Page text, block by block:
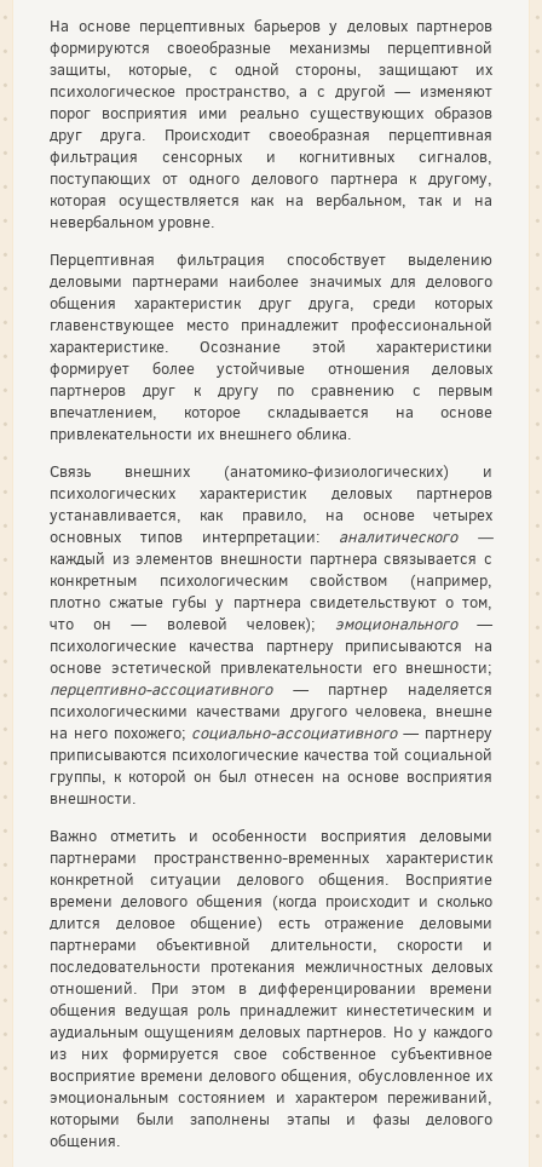
На основе перцептивных барьеров у деловых партнеров
формируются своеобразные механизмы перцептивной
защиты, которые, с одной стороны, защищают их
психологическое пространство, а с другой — изменяют
порог восприятия ими реально существующих образов
друг друга. Происходит своеобразная перцептивная
фильтрация сенсорных и когнитивных сигналов,
поступающих от одного делового партнера к другому,
которая осуществляется как на вербальном, так и на
невербальном уровне.
Перцептивная фильтрация способствует выделению
деловыми партнерами наиболее значимых для делового
общения характеристик друг друга, среди которых
главенствующее место принадлежит профессиональной
характеристике. Осознание этой характеристики
формирует более устойчивые отношения деловых
партнеров друг к другу по сравнению с первым
впечатлением, которое складывается на основе
привлекательности их внешнего облика.
Связь внешних (анатомико-физиологических) и
психологических характеристик деловых партнеров
устанавливается, как правило, на основе четырех
основных типов интерпретации: аналитического —
каждый из элементов внешности партнера связывается с
конкретным психологическим свойством (например,
плотно сжатые губы у партнера свидетельствуют о том,
что он — волевой человек); эмоционального—
психологические качества партнеру приписываются на
основе эстетической привлекательности его внешности;
перцептивно-ассоциативного — партнер наделяется
психологическими качествами другого человека, внешне
на него похожего; социально-ассоциативного— партнеру
приписываются психологические качества той социальной
группы, к которой он был отнесен на основе восприятия
внешности.
Важно отметить и особенности восприятия деловыми
партнерами пространственно-временных характеристик
конкретной ситуации делового общения. Восприятие
времени делового общения (когда происходит и сколько
длится деловое общение) есть отражение деловыми
партнерами объективной длительности, скорости и
последовательности протекания межличностных деловых
отношений. При этом в дифференцировании времени
общения ведущая роль принадлежит кинестетическим и
аудиальным ощущениям деловых партнеров. Но у каждого
из них формируется свое собственное субъективное
восприятие времени делового общения, обусловленное их
эмоциональным состоянием и характером переживаний,
которыми были заполнены этапы и фазы делового
общения.